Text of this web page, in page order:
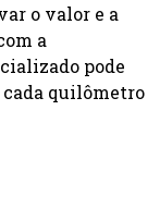
o valor e a
a
pode
quilômetro